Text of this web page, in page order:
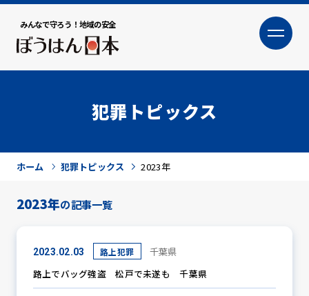
みんなで守ろう！地域の安全
大
犯罪トピックス
犯罪トピックス
ホーム 犯罪トピックス 2023年
2023年の記事一覧
2023.02.03 路上犯罪
千葉県
路上でバッグ強盗 松戸で未遂も 千葉県